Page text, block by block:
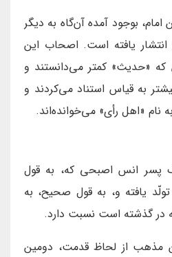
بوجود آمده آن‌گاه به ديگر
انتشار يافته است. اصحاب اين
«حديث» كمتر مى‌دانستند و
به قياس استناد مى‌كردند و
نام «اهل رأى» مى‌خوانده‌اند.
پسر انس اصبحى كه، به قول
يافته و، به قول صحيح، به
گذشته است نسبت دارد.
مذهب از لحاظ قدمت، دومين